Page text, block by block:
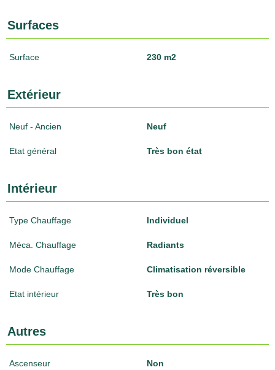
Surfaces
Surface 230 m2
Extérieur
Neuf - Ancien Neuf
Etat général Très bon état
Intérieur
Type Chauffage Individuel
Méca. Chauffage Radiants
Mode Chauffage Climatisation réversible
Etat intérieur Très bon
Autres
Ascenseur Non